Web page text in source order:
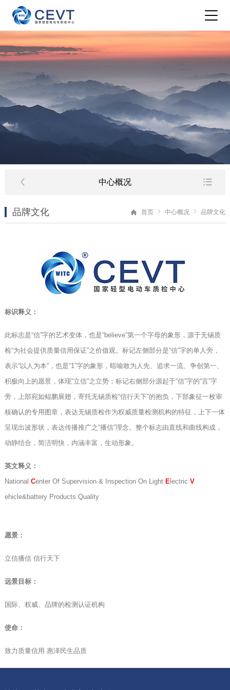
中心概况
品牌文化 首页 中心概况 品牌文化
标识释义：
此标志是“信”字的艺术变体，也是“believe”第一个字母的象形，源于无锡质
检“为社会提供质量信用保证”之价值观。标记左侧部分是“信”字的单人旁，
表示“以人为本”，也是“1”字的象形，暗喻敢为人先、追求一流、争创第一、
积极向上的愿景，体现“立信”之立势；标记右侧部分源起于“信”字的“言”字
旁，上部宛如鲲鹏展翅，寄托无锡质检“信行天下”的抱负，下部象征一枚审
核确认的专用图章，表达无锡质检作为权威质量检测机构的特征，上下一体
呈现出波形状，表达传播推广之“播信”理念。整个标志由直线和曲线构成，
动静结合，简洁明快，内涵丰富，生动形象。
英文释义：
National Center Of Supervision & Inspection On Light Electric V
ehicle&battery Products Quality
愿景：
立信播信 信行天下
远景目标：
国际、权威、品牌的检测认证机构
使命：
致力质量信用 惠泽民生品质